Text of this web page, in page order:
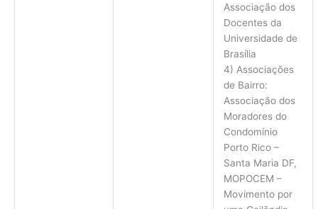
Associação dos
Docentes da
Universidade de
Brasília
4) Associações
de Bairro:
Associação dos
Moradores do
Condomínio
Porto Rico –
Santa Maria DF,
MOPOCEM –
Movimento por